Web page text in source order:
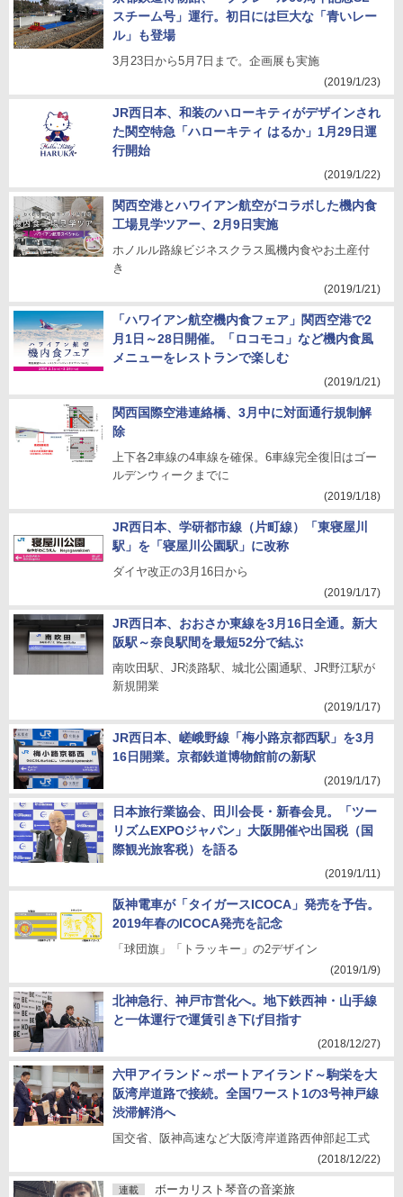
スチーム号」運行。初日には巨大な「青いレー
ル」も登場
3月23日から5月7日まで。企画展も実施
(2019/1/23)
JR西日本、和装のハローキティがデザインされ
た関空特急「ハローキティ はるか」1月29日運
行開始
(2019/1/22)
関西空港とハワイアン航空がコラボした機内食
工場見学ツアー、2月9日実施
ホノルル路線ビジネスクラス風機内食やお土産付
き
(2019/1/21)
「ハワイアン航空機内食フェア」関西空港で2
月1日～28日開催。「ロコモコ」など機内食風
メニューをレストランで楽しむ
(2019/1/21)
関西国際空港連絡橋、3月中に対面通行規制解
除
上下各2車線の4車線を確保。6車線完全復旧はゴー
ルデンウィークまでに
(2019/1/18)
JR西日本、学研都市線（片町線）「東寝屋川
駅」を「寝屋川公園駅」に改称
ダイヤ改正の3月16日から
(2019/1/17)
JR西日本、おおさか東線を3月16日全通。新大
阪駅～奈良駅間を最短52分で結ぶ
南吹田駅、JR淡路駅、城北公園通駅、JR野江駅が
新規開業
(2019/1/17)
JR西日本、嵯峨野線「梅小路京都西駅」を3月
16日開業。京都鉄道博物館前の新駅
(2019/1/17)
日本旅行業協会、田川会長・新春会見。「ツー
リズムEXPOジャパン」大阪開催や出国税（国
際観光旅客税）を語る
(2019/1/11)
阪神電車が「タイガースICOCA」発売を予告。
2019年春のICOCA発売を記念
「球団旗」「トラッキー」の2デザイン
(2019/1/9)
北神急行、神戸市営化へ。地下鉄西神・山手線
と一体運行で運賃引き下げ目指す
(2018/12/27)
六甲アイランド～ポートアイランド～駒栄を大
阪湾岸道路で接続。全国ワースト1の3号神戸線
渋滞解消へ
国交省、阪神高速など大阪湾岸道路西伸部起工式
(2018/12/22)
連載 ボーカリスト琴音の音楽旅